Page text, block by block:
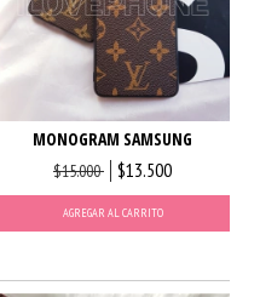
MONOGRAM SAMSUNG
$15.000 $13.500
AGREGAR AL CARRITO